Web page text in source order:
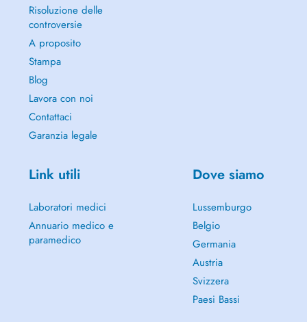
Risoluzione delle
controversie
A proposito
Stampa
Blog
Lavora con noi
Contattaci
Garanzia legale
Link utili
Laboratori medici
Annuario medico e
paramedico
Dove siamo
Lussemburgo
Belgio
Germania
Austria
Svizzera
Paesi Bassi